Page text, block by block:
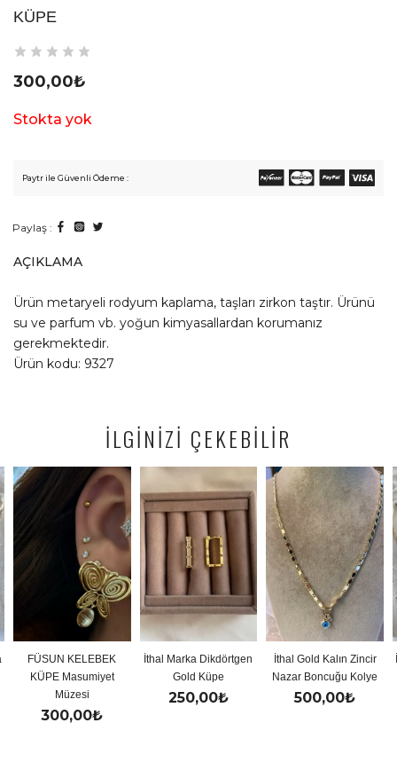
KÜPE
300,00₺
Stokta yok
Paytr ile Güvenli Ödeme :
Paylaş :
AÇIKLAMA
Ürün metaryeli rodyum kaplama, taşları zirkon taştır. Ürünü
su ve parfum vb. yoğun kimyasallardan korumanız
gerekmektedir.
Ürün kodu: 9327
İLGİNİZİ ÇEKEBİLİR
FÜSUN KELEBEK
KÜPE Masumiyet
Müzesi
300,00₺
İthal Marka Dikdörtgen
Gold Küpe
250,00₺
İthal Gold Kalın Zincir
Nazar Boncuğu Kolye
500,00₺
İthal